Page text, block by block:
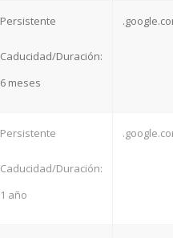
Persistente
Caducidad/Duración:
6 meses
Persistente
Caducidad/Duración:
1 año